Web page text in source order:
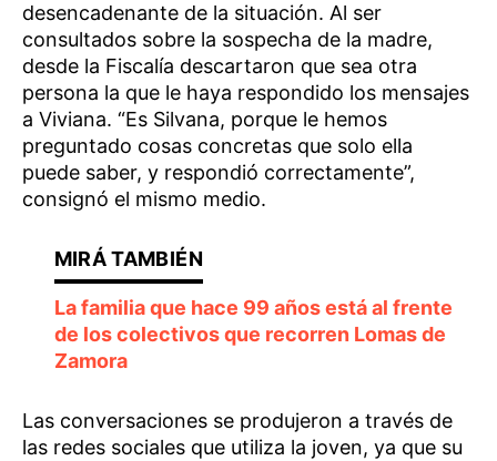
desencadenante de la situación. Al ser
consultados sobre la sospecha de la madre,
desde la Fiscalía descartaron que sea otra
persona la que le haya respondido los mensajes
a Viviana. “Es Silvana, porque le hemos
preguntado cosas concretas que solo ella
puede saber, y respondió correctamente”,
consignó el mismo medio.
La familia que hace 99 años está al frente
de los colectivos que recorren Lomas de
Zamora
Las conversaciones se produjeron a través de
las redes sociales que utiliza la joven, ya que su